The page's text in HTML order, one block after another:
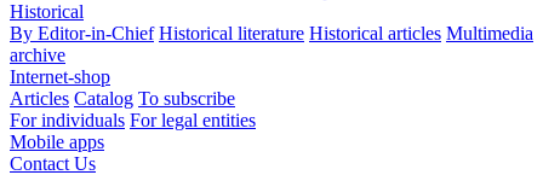
Historical
By Editor-in-Chief Historical literature Historical articles Multimedia
archive
Internet-shop
Articles Catalog To subscribe
For individuals For legal entities
Mobile apps
Contact Us